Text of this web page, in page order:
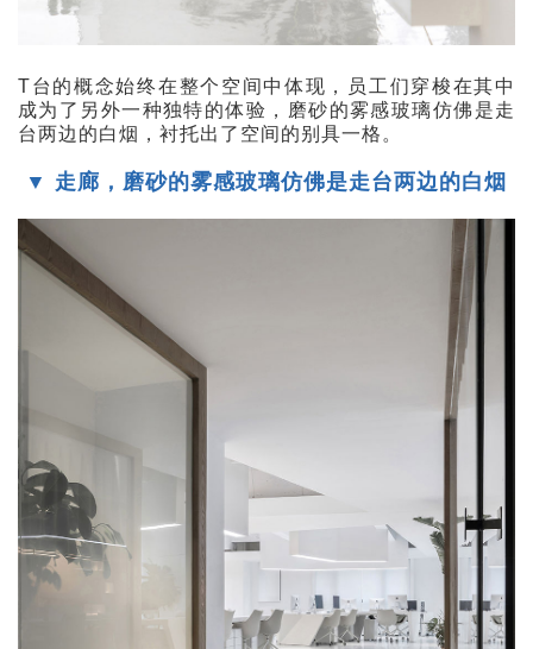
T台的概念始终在整个空间中体现，员工们穿梭在其中
成为了另外一种独特的体验，磨砂的雾感玻璃仿佛是走
台两边的白烟，衬托出了空间的别具一格。
▼ 走廊，磨砂的雾感玻璃仿佛是走台两边的白烟